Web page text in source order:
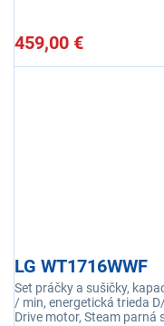
459,00 €
LG WT1716WWF
Set práčky a sušičky,
/ min, energetická trieda
Drive motor, Steam parná